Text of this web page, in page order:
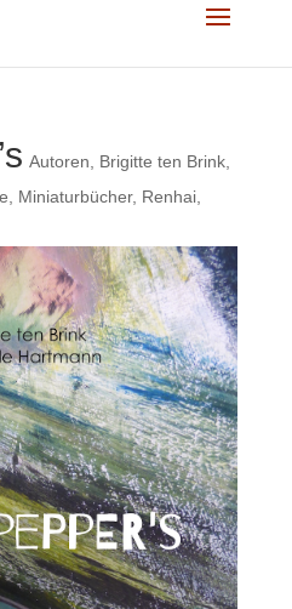
Autoren Brigitte ten Brink,
Miniaturbücher, Renhai,